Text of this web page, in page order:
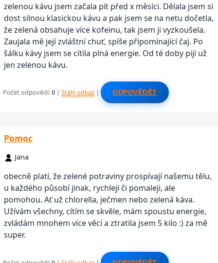
zelenou kávu jsem začala pít před x měsíci. Dělala jsem si
dost silnou klasickou kávu a pak jsem se na netu dočetla,
že zelená obsahuje více kofeinu, tak jsem ji vyzkoušela.
Zaujala mě její zvláštní chuť, spíše připomínající čaj. Po
šálku kávy jsem se cítila plná energie. Od té doby piji už
jen zelenou kávu.
Počet odpovědí:0 |Stálý odkaz | ODPOVĚDĚT
Pomoc
Jana
obecně platí, že zelené potraviny prospívají našemu tělu,
u každého působí jinak, rychleji či pomaleji, ale
pomohou. Ať už chlorella, ječmen nebo zelená káva.
Užívám všechny, cítím se skvěle, mám spoustu energie,
zvládám mnohem více věcí a ztratila jsem 5 kilo :) za mě
super.